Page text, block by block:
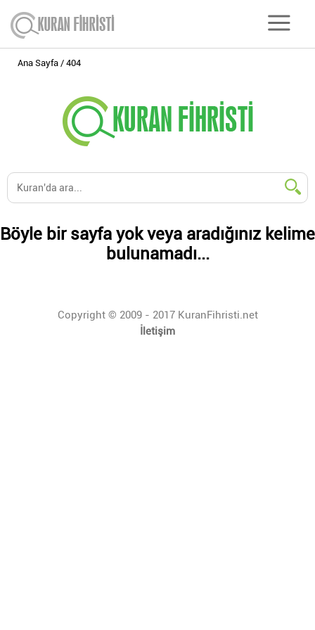
Ana Sayfa 404
Böyle bir sayfa yok veya aradığınız kelime
bulunamadı...
Copyright © 2009 - 2017 KuranFihristi.net
İletişim